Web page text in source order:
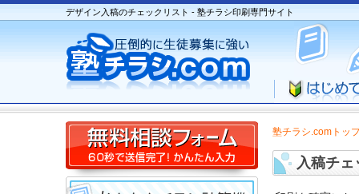
デザイン入稿のチェックリスト - 塾チラシ印刷専門サイト
塾チラシ.comトッ
入稿チェ